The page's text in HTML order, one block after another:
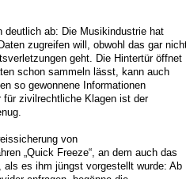
ab: Die Musikindustrie hat
zugreifen will, obwohl das gar
geht. Die Hintertür öffnet
schon sammeln lässt, kann auch
so gewonnene Informationen
zivilrechtliche Klagen ist der
von
„Quick Freeze“, an dem auch das
als es ihm jüngst vorgestellt wurde: Ab